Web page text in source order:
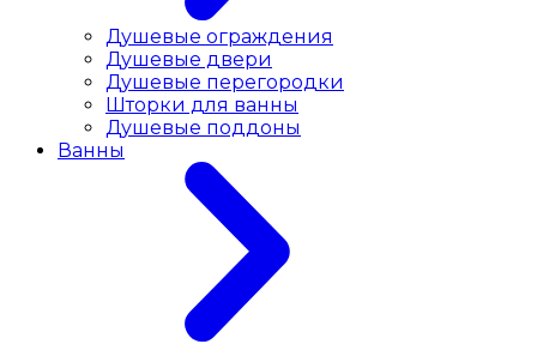
Душевые ограждения
Душевые двери
Душевые перегородки
Шторки для ванны
Душевые поддоны
Ванны